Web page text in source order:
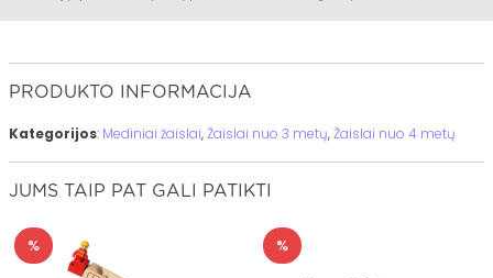
PRODUKTO INFORMACIJA
Kategorijos: Mediniai žaislai,Žaislai nuo 3 metų,Žaislai nuo 4 metų
JUMS TAIP PAT GALI PATIKTI
% %